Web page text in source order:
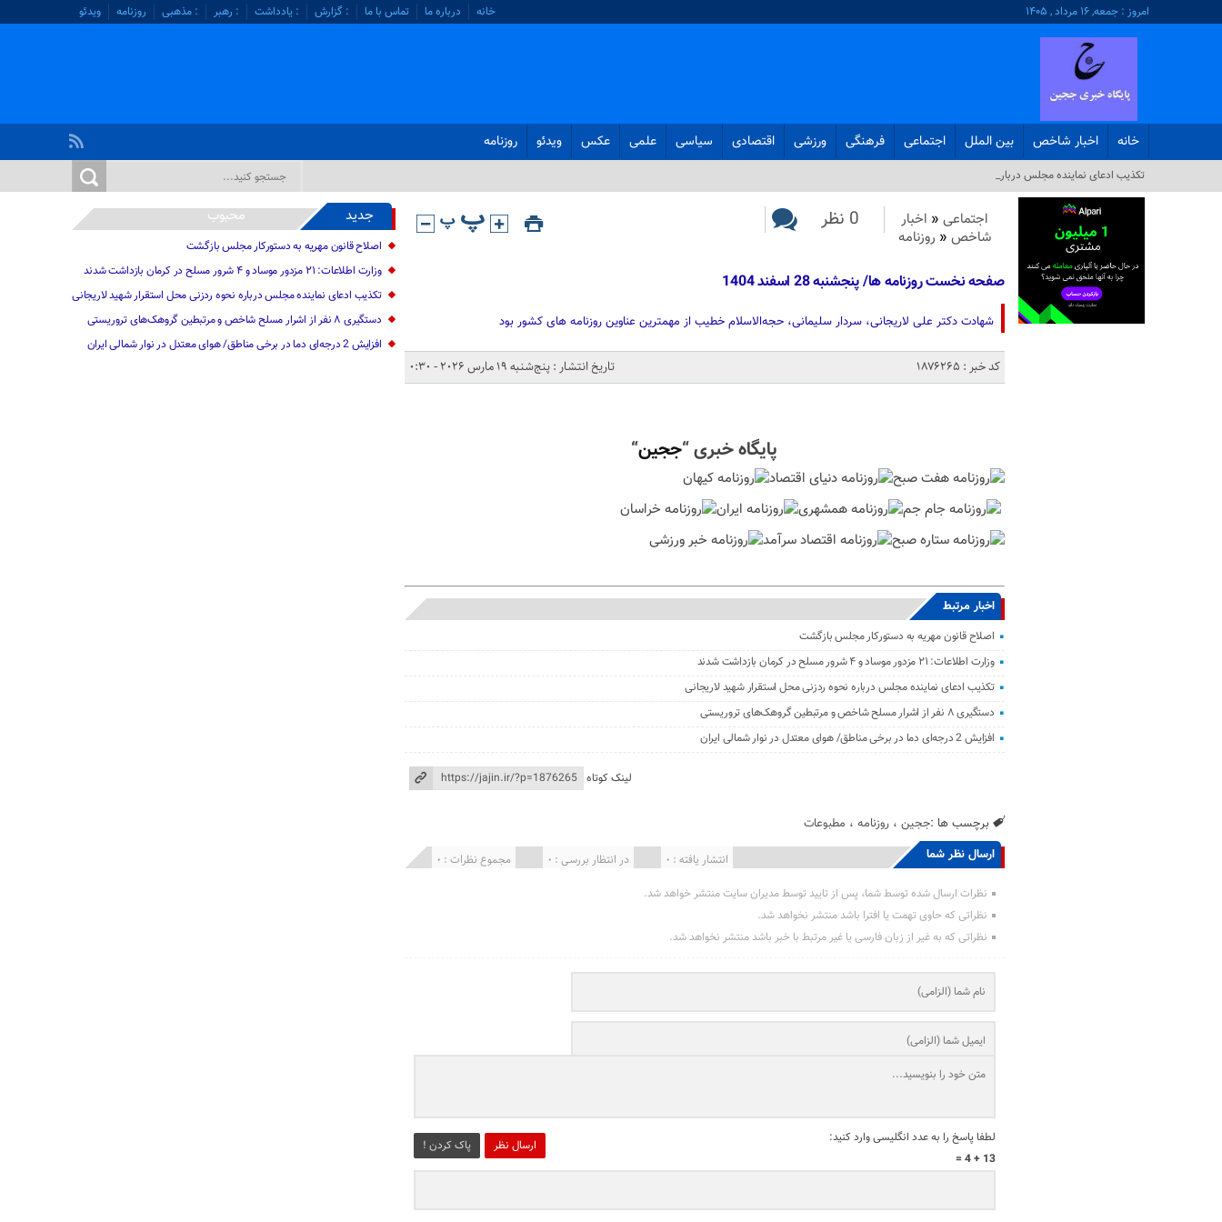
امروز : جمعه, ۱۶ مرداد , ۱۴۰۵ خانه درباره ما تماس با ما : گزارش : یادداشت : رهبر : مذهبی روزنامه ویدئو
خانه اخبار شاخص بین الملل اجتماعی فرهنگی ورزشی اقتصادی سیاسی علمی عکس ویدئو روزنامه
تکذیب ادعای نماینده مجلس درباره نحوه_
اجتماعی « اخبار
شاخص « روزنامه
0 نظر
صفحه نخست روزنامه ها/ پنجشنبه 28 اسفند 1404
شهادت دکتر علی لاریجانی، سردار سلیمانی، حجه‌الاسلام خطیب از مهمترین عناوین روزنامه های کشور بود
کد خبر : 1876265 تاریخ انتشار : پنج‌شنبه 19 مارس 2026 - 0:30
پایگاه خبری “ججین“
اخبار مرتبط
اصلاح قانون مهریه به دستورکار مجلس بازگشت
وزارت اطلاعات: ۲۱ مزدور موساد و ۴ شرور مسلح در کرمان بازداشت شدند
تکذیب ادعای نماینده مجلس درباره نحوه ردزنی محل استقرار شهید لاریجانی
دستگیری ۸ نفر از اشرار مسلح شاخص و مرتبطین گروهک‌های تروریستی
افزایش 2 درجه‌ای دما در برخی مناطق/ هوای معتدل در نوار شمالی ایران
لینک کوتاه
برچسب ها :ججین ،روزنامه ، مطبوعات
ارسال نظر شما مجموع نظرات : 0 در انتظار بررسی : 0 انتشار یافته : 0
نظرات ارسال شده توسط شما، پس از تایید توسط مدیران سایت منتشر خواهد شد.
نظراتی که حاوی تهمت یا افترا باشد منتشر نخواهد شد.
نظراتی که به غیر از زبان فارسی یا غیر مرتبط با خبر باشد منتشر نخواهد شد.
ارسال نظر پاک کردن !
لطفا پاسخ را به عدد انگلیسی وارد کنید:
13 + 4 =
جدید محبوب
اصلاح قانون مهریه به دستورکار مجلس بازگشت
وزارت اطلاعات: ۲۱ مزدور موساد و ۴ شرور مسلح در کرمان بازداشت شدند
تکذیب ادعای نماینده مجلس درباره نحوه ردزنی محل استقرار شهید لاریجانی
دستگیری ۸ نفر از اشرار مسلح شاخص و مرتبطین گروهک‌های تروریستی
افزایش 2 درجه‌ای دما در برخی مناطق/ هوای معتدل در نوار شمالی ایران